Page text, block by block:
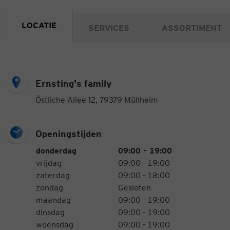
LOCATIE SERVICES ASSORTIMENT
Ernsting's family
Östliche Allee 12, 79379 Müllheim
Openingstijden
Openingstijden
WeekdagTijden
donderdag
09:00 - 19:00
vrijdag
09:00 - 19:00
zaterdag
09:00 - 18:00
zondag
Gesloten
maandag
09:00 - 19:00
dinsdag
09:00 - 19:00
woensdag
09:00 - 19:00